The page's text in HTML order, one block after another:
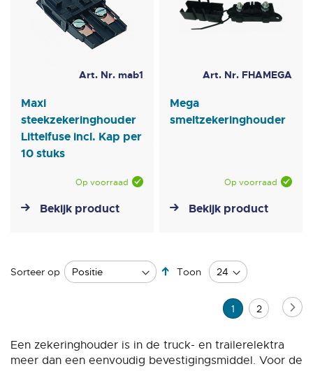
Art. Nr. mab1
Maxi
steekzekeringhouder
Littelfuse incl. Kap per
10 stuks
Op voorraad
Bekijk product
Art. Nr. FHAMEGA
Mega
smeltzekeringhouder
Op voorraad
Bekijk product
Sorteer op
Van
Toon
Pagina
U
momenteel
1 Pagina
2
Een zekeringhouder is in de truck- en trailerelektra
meer dan een eenvoudig bevestigingsmiddel. Voor de